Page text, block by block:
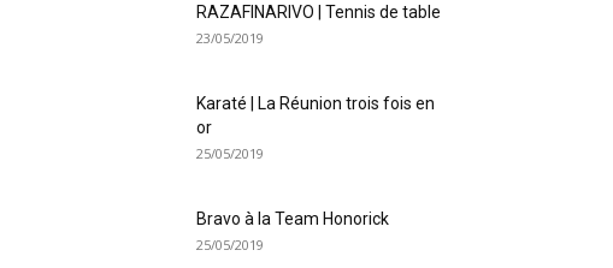
RAZAFINARIVO | Tennis de table
23/05/2019
Karaté | La Réunion trois fois en
or
25/05/2019
Bravo à la Team Honorick
25/05/2019